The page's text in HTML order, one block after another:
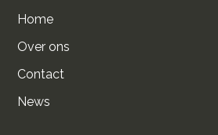
Home
Over ons
Contact
News